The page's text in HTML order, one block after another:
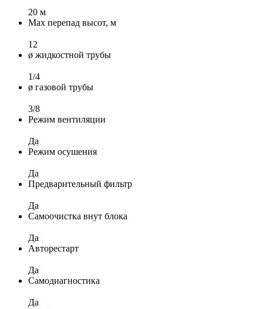
20 м
Max перепад высот, м
12
ø жидкостной трубы
1/4
ø газовой трубы
3/8
Режим вентиляции
Да
Режим осушения
Да
Предварительный фильтр
Да
Самоочистка внут блока
Да
Авторестарт
Да
Самодиагностика
Да